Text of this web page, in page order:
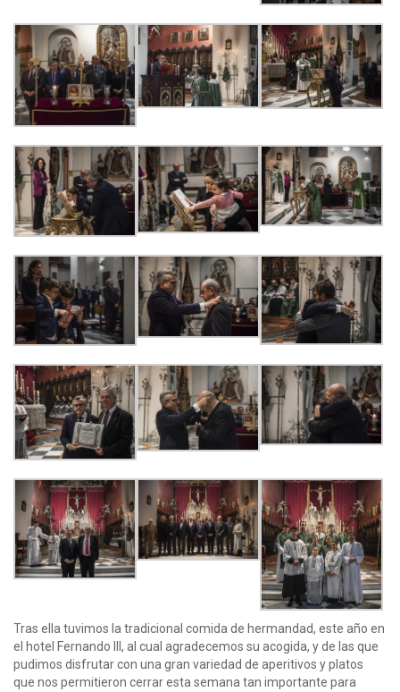
Tras ella tuvimos la tradicional comida de hermandad, este año en
el hotel Fernando III, al cual agradecemos su acogida, y de las que
pudimos disfrutar con una gran variedad de aperitivos y platos
que nos permitieron cerrar esta semana tan importante para